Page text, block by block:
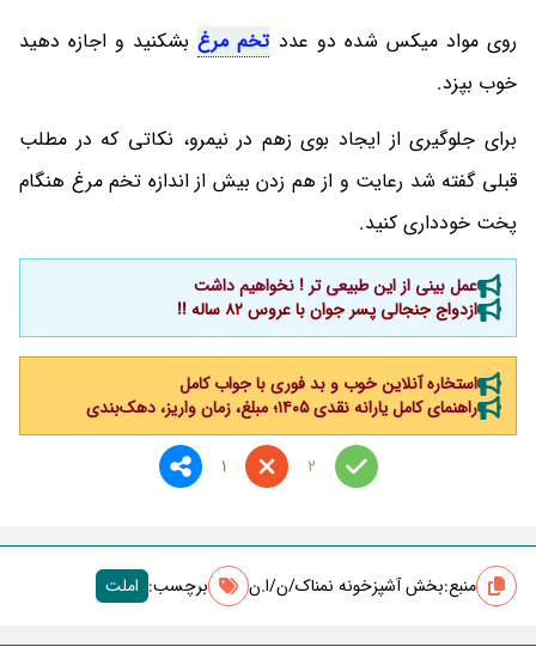
روی مواد میکس شده دو عددتخم مرغبشکنید و اجازه دهید
خوب بپزد.
برای جلوگیری از ایجاد بوی زهم در نیمرو، نکاتی که در مطلب
قبلی گفته شد رعایت و از هم زدن بیش از اندازه تخم مرغ هنگام
پخت خودداری کنید.
عمل بینی از این طبیعی تر ! نخواهیم داشت
ازدواج جنجالی پسر جوان با عروس 82 ساله !!
استخاره آنلاین خوب و بد فوری با جواب کامل
راهنمای کامل یارانه نقدی ۱۴۰۵؛ مبلغ، زمان واریز، دهک‌بندی
2
1
منبع:بخش آشپزخونه نمناک/ن/ا.ن برچسب‌: املت